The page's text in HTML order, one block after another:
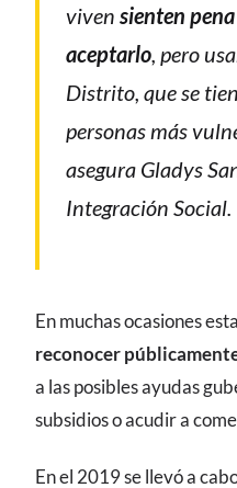
viven sienten
aceptarlo, pero
Distrito, que se
personas más
asegura Gladys
Integración Social.
En muchas ocasiones
reconocer
a las posibles ayudas
subsidios o acudir a
En el 2019 se llevó a